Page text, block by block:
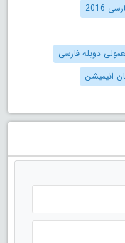
2016
دوبله فارسی
انیمیشن